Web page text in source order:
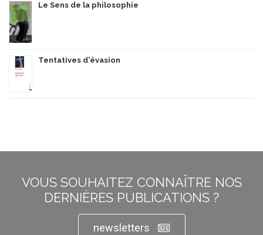
Le Sens de la philosophie
Tentatives d'évasion
VOUS SOUHAITEZ CONNAÎTRE NOS
DERNIÈRES PUBLICATIONS ?
newsletters